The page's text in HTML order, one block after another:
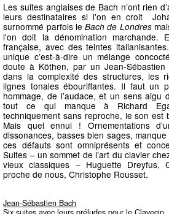
Les suites anglaises de Bach n’ont rien
leurs destinataires si l'on en croit
surnommé parfois leBach de Londres
l'on doit la dénomination marchande.
française, avec des teintes
unique c’est-à-dire un mélange
doute à Köthen, par un Jean-
dans la complexité des structures, les
lignes tonales ébouriffantes. Il faut un
hommage, de l’audace, et un sens aigu
tout ce qui manque à Richard
techniquement sans reproche, le son
Mais quel ennui ! Ornementations
dissonances, basses bien sages,
ces défauts sont omniprésents et
Suites – un sommet de l’art du clavier
vieux classiques – Huguette Dreyfus,
proche de nous, Christophe Rousset.
Jean-Sébastien Bach